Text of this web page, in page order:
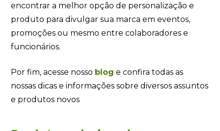
encontrar a melhor opção de personalização e
produto para divulgar sua marca em eventos,
promoções ou mesmo entre colaboradores e
funcionários.
Por fim, acesse nosso blog e confira todas as
nossas dicas e informações sobre diversos assuntos
e produtos novos